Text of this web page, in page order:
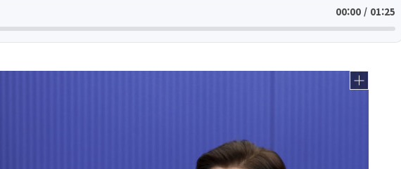
00:00 / 01:25